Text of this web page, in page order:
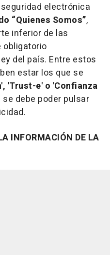
electrónica
“Quienes Somos”,
inferior de las
obligatorio
del país. Entre estos
estar los que se
'Trust-e' o 'Confianza
debe poder pulsar
INFORMACIÓN DE LA